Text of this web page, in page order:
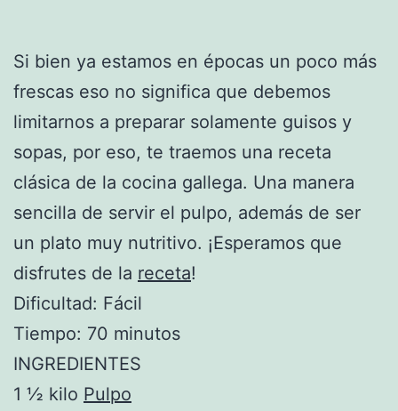
Si bien ya estamos en épocas un poco más
frescas eso no significa que debemos
limitarnos a preparar solamente guisos y
sopas, por eso, te traemos una receta
clásica de la cocina gallega. Una manera
sencilla de servir el pulpo, además de ser
un plato muy nutritivo. ¡Esperamos que
disfrutes de la receta!
Dificultad: Fácil
Tiempo: 70 minutos
INGREDIENTES
1 ½ kilo Pulpo